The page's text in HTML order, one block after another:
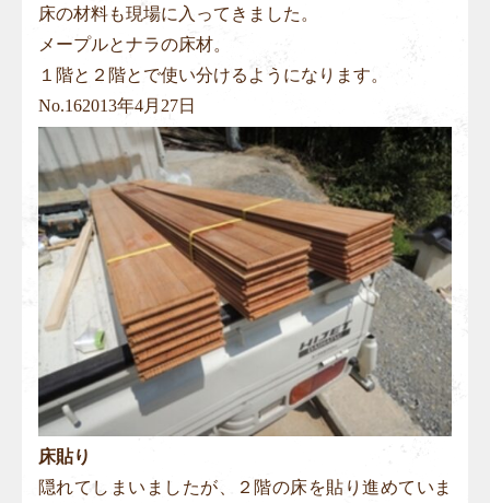
床の材料も現場に入ってきました。
メープルとナラの床材。
１階と２階とで使い分けるようになります。
No.162013年4月27日
床貼り
隠れてしまいましたが、２階の床を貼り進めていま